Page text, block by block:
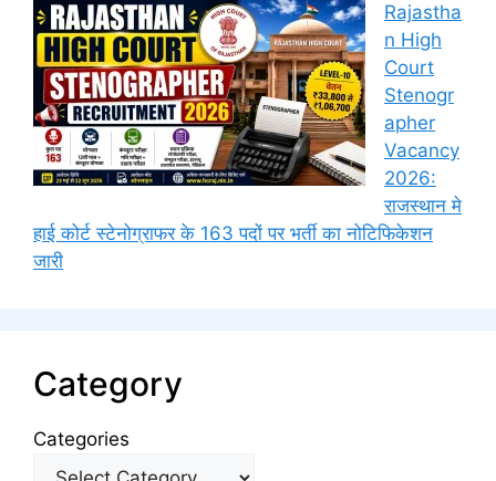
Rajastha
n High
Court
Stenogr
apher
Vacancy
2026:
राजस्थान मे
हाई कोर्ट स्टेनोग्राफर के 163 पदों पर भर्ती का नोटिफिकेशन
जारी
Category
Categories